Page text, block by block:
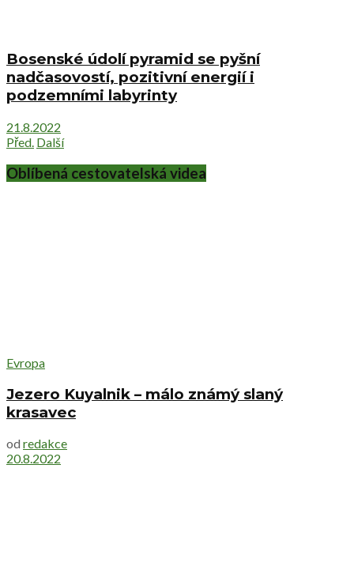
Bosenské údolí pyramid se pyšní
nadčasovostí, pozitivní energií i
podzemními labyrinty
21.8.2022
Před. Další
Oblíbená cestovatelská videa
Evropa
Jezero Kuyalnik – málo známý slaný
krasavec
od redakce
20.8.2022